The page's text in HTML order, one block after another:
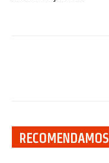
RECOMENDAMOS